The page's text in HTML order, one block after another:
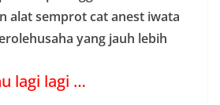
alat semprot cat anest iwata
yang jauh lebih
lagi lagi …